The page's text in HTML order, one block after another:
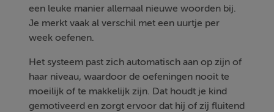
een leuke manier allemaal nieuwe woorden bij.
Je merkt vaak al verschil met een uurtje per
week oefenen.
Het systeem past zich automatisch aan op zijn of
haar niveau, waardoor de oefeningen nooit te
moeilijk of te makkelijk zijn. Dat houdt je kind
gemotiveerd en zorgt ervoor dat hij of zij fluitend